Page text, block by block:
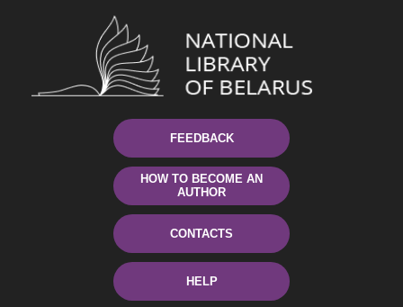
FEEDBACK
HOW TO BECOME AN
AUTHOR
CONTACTS
HELP